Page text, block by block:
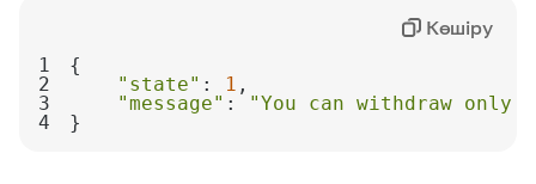
1
2
"state" : 1
3
"message" :
"You can withdraw only
4
}
Көшіру